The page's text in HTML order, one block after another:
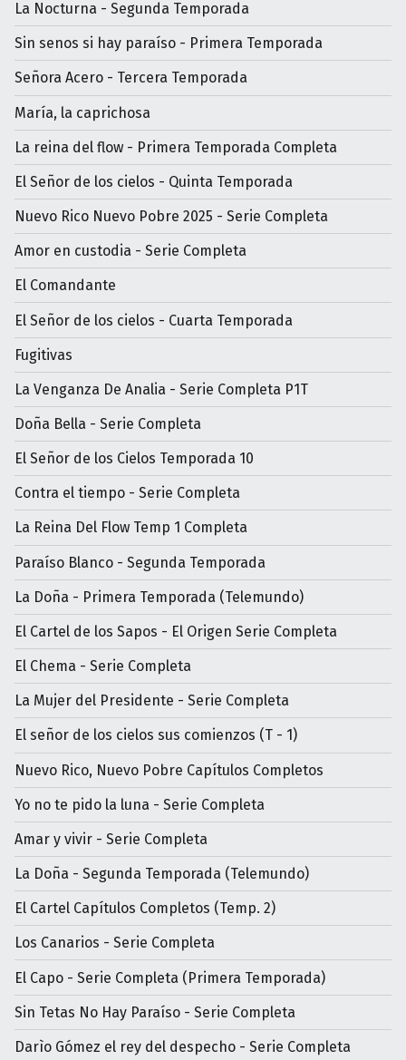
La Nocturna - Segunda Temporada
Sin senos si hay paraíso - Primera Temporada
Señora Acero - Tercera Temporada
María, la caprichosa
La reina del flow - Primera Temporada Completa
El Señor de los cielos - Quinta Temporada
Nuevo Rico Nuevo Pobre 2025 - Serie Completa
Amor en custodia - Serie Completa
El Comandante
El Señor de los cielos - Cuarta Temporada
Fugitivas
La Venganza De Analia - Serie Completa P1T
Doña Bella - Serie Completa
El Señor de los Cielos Temporada 10
Contra el tiempo - Serie Completa
La Reina Del Flow Temp 1 Completa
Paraíso Blanco - Segunda Temporada
La Doña - Primera Temporada (Telemundo)
El Cartel de los Sapos - El Origen Serie Completa
El Chema - Serie Completa
La Mujer del Presidente - Serie Completa
El señor de los cielos sus comienzos (T - 1)
Nuevo Rico, Nuevo Pobre Capítulos Completos
Yo no te pido la luna - Serie Completa
Amar y vivir - Serie Completa
La Doña - Segunda Temporada (Telemundo)
El Cartel Capítulos Completos (Temp. 2)
Los Canarios - Serie Completa
El Capo - Serie Completa (Primera Temporada)
Sin Tetas No Hay Paraíso - Serie Completa
Darìo Gómez el rey del despecho - Serie Completa